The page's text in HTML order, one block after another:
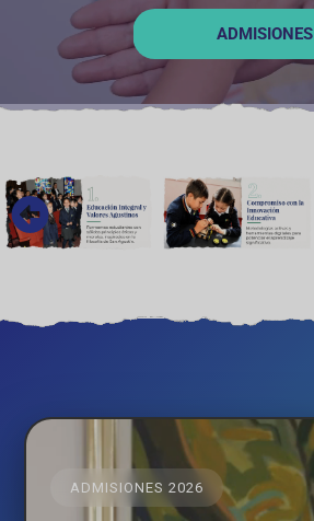
ADMISIONES
ADMISIONES 2026